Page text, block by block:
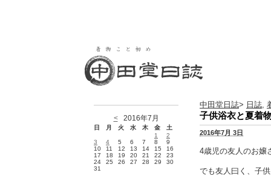
中田堂日誌> 日誌,
子供浴衣と夏着
2016年7月 3日
4歳児の友人のお嬢
でも友人曰く、子
<2016年7月
日 月 火 水 木 金
土
1
2
3
4 5 6 7 8
9
10
11 12 13 14 15
16
17
18 19 20 21 22
23
24
25 26 27 28 29
30
31